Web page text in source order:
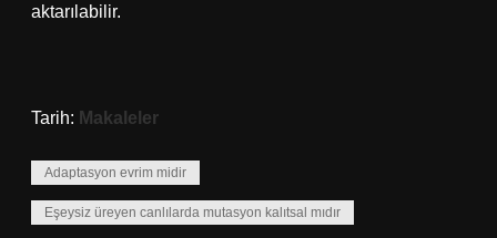
aktarılabilir.
Tarih: Makaleler
Adaptasyon evrim midir
Eşeysiz üreyen canlılarda mutasyon kalıtsal mıdır